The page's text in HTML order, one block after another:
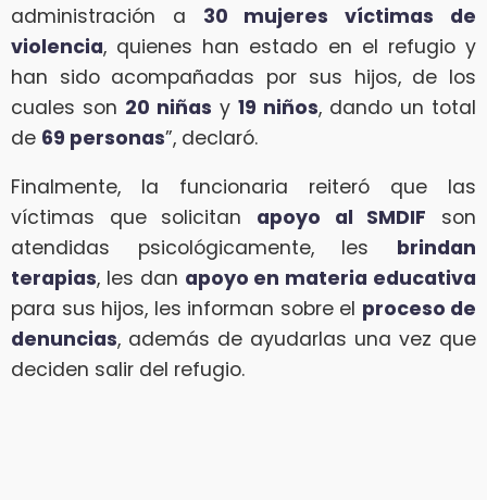
administración a 30 mujeres víctimas de
violencia, quienes han estado en el refugio y
han sido acompañadas por sus hijos, de los
cuales son 20 niñas y 19 niños, dando un total
de 69 personas”, declaró.
Finalmente, la funcionaria reiteró que las
víctimas que solicitan apoyo al SMDIF son
atendidas psicológicamente, les brindan
terapias, les dan apoyo en materia educativa
para sus hijos, les informan sobre el proceso de
denuncias, además de ayudarlas una vez que
deciden salir del refugio.